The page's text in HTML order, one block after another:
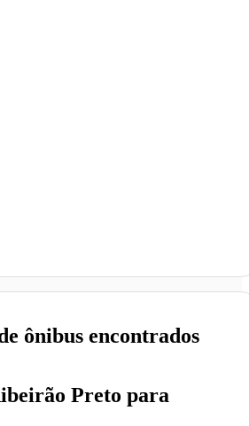
Preto para
ônibus encontrados